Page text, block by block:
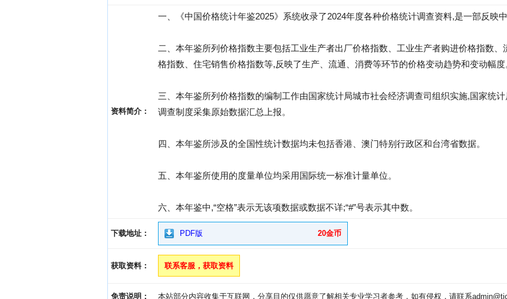
资料简介：
一、《中国价格统计年鉴2025》系统收录了2024年度各种价格统计调查资料,是一部反映
二、本年鉴所列价格指数主要包括工业生产者出厂价格指数、工业生产者购进价格指数
格指数、住宅销售价格指数等,反映了生产、流通、消费等环节的价格变动趋势和变动幅度
三、本年鉴所列价格指数的编制工作由国家统计局城市社会经济调查司组织实施,国家统
调查制度采集原始数据汇总上报。
四、本年鉴所涉及的全国性统计数据均未包括香港、澳门特别行政区和台湾省数据。
五、本年鉴所使用的度量单位均采用国际统一标准计量单位。
六、本年鉴中,“空格”表示无该项数据或数据不详;“#”号表示其中数。
下载地址： PDF版 20金币
获取资料： 联系客服，获取资料
免责说明： 本站部分内容收集于互联网，分享目的仅供愿意了解相关专业学习者参考，如有侵权，请联系